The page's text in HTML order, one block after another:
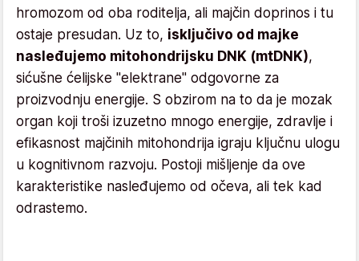
hromozom od oba roditelja, ali majčin doprinos i tu
ostaje presudan. Uz to, isključivo od majke
nasleđujemo mitohondrijsku DNK (mtDNK),
sićušne ćelijske "elektrane" odgovorne za
proizvodnju energije. S obzirom na to da je mozak
organ koji troši izuzetno mnogo energije, zdravlje i
efikasnost majčinih mitohondrija igraju ključnu ulogu
u kognitivnom razvoju. Postoji mišljenje da ove
karakteristike nasleđujemo od očeva, ali tek kad
odrastemo.